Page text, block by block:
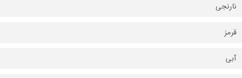
نارنجی
قرمز
آبی